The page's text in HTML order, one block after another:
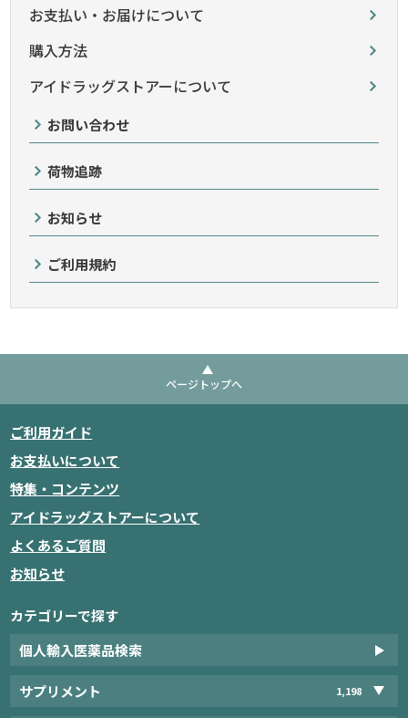
お支払い・お届けについて
購入方法
アイドラッグストアーについて
お問い合わせ
荷物追跡
お知らせ
ご利用規約
ページトップへ
ご利用ガイド
お支払いについて
特集・コンテンツ
アイドラッグストアーについて
よくあるご質問
お知らせ
カテゴリーで探す
個人輸入医薬品検索
サプリメント 1,198